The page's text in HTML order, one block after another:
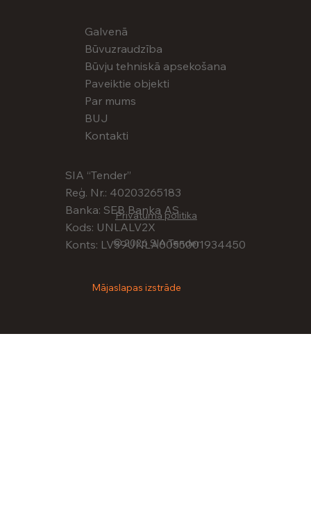
SIA “Tender”
Reģ. Nr.: 40203265183
Banka: SEB Banka AS
Kods: UNLALV2X
Konts: LV39UNLA0055001934450
Galvenā
Būvuzraudzība
Būvju tehniskā apsekošana
Paveiktie objekti
Par mums
BUJ
Kontakti
Mājaslapas izstrāde
© 2026 SIA Tender
Privātuma politika